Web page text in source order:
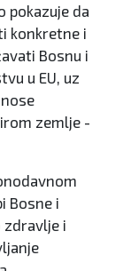
pokazuje da
konkretne i
Bosnu i
u EU, uz
zemlje -
Bosne i
zdravlje i